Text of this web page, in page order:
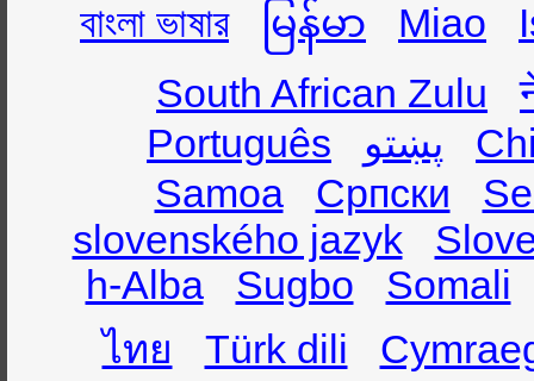
বাংলা ভাষার
မြန်မာ Miao
South African Zulu
Português
پښتو
Samoa
Српски
slovenského jazyk
h-Alba
Sugbo
Somali
ไทย
Türk dili